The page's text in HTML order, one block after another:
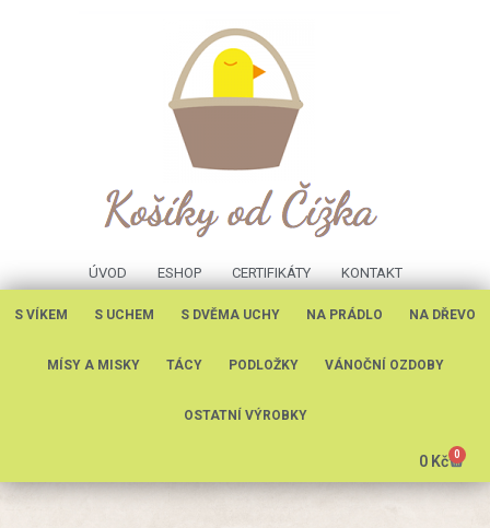
ÚVOD ESHOP CERTIFIKÁTY KONTAKT
S VÍKEM S UCHEM S DVĚMA UCHY NA PRÁDLO NA DŘEVO
MÍSY A MISKY TÁCY PODLOŽKY VÁNOČNÍ OZDOBY
OSTATNÍ VÝROBKY
0 Kč 0